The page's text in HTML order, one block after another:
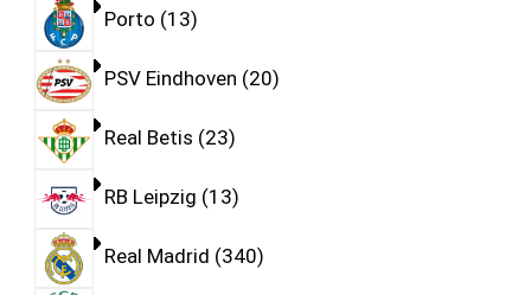
Porto 13
PSV Eindhoven 20
Real Betis 23
RB Leipzig 13
Real Madrid 340